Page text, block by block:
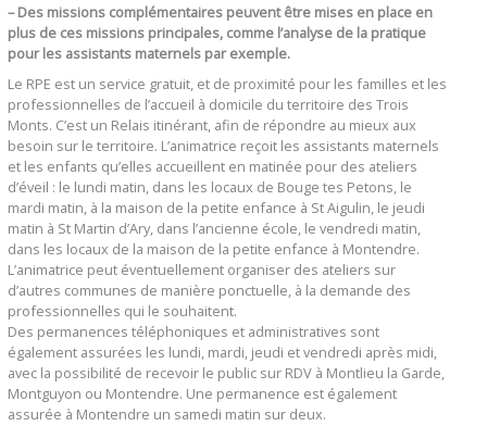
– Des missions complémentaires peuvent être mises en place en
plus de ces missions principales, comme l’analyse de la pratique
pour les assistants maternels par exemple.
Le RPE est un service gratuit, et de proximité pour les familles et les
professionnelles de l’accueil à domicile du territoire des Trois
Monts. C’est un Relais itinérant, afin de répondre au mieux aux
besoin sur le territoire. L’animatrice reçoit les assistants maternels
et les enfants qu’elles accueillent en matinée pour des ateliers
d’éveil : le lundi matin, dans les locaux de Bouge tes Petons, le
mardi matin, à la maison de la petite enfance à St Aigulin, le jeudi
matin à St Martin d’Ary, dans l’ancienne école, le vendredi matin,
dans les locaux de la maison de la petite enfance à Montendre.
L’animatrice peut éventuellement organiser des ateliers sur
d’autres communes de manière ponctuelle, à la demande des
professionnelles qui le souhaitent.
Des permanences téléphoniques et administratives sont
également assurées les lundi, mardi, jeudi et vendredi après midi,
avec la possibilité de recevoir le public sur RDV à Montlieu la Garde,
Montguyon ou Montendre. Une permanence est également
assurée à Montendre un samedi matin sur deux.